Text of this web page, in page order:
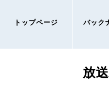
トップページ バック
放